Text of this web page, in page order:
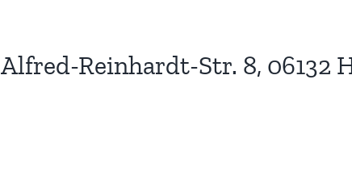
Alfred-Reinhardt-Str. 8, 06132